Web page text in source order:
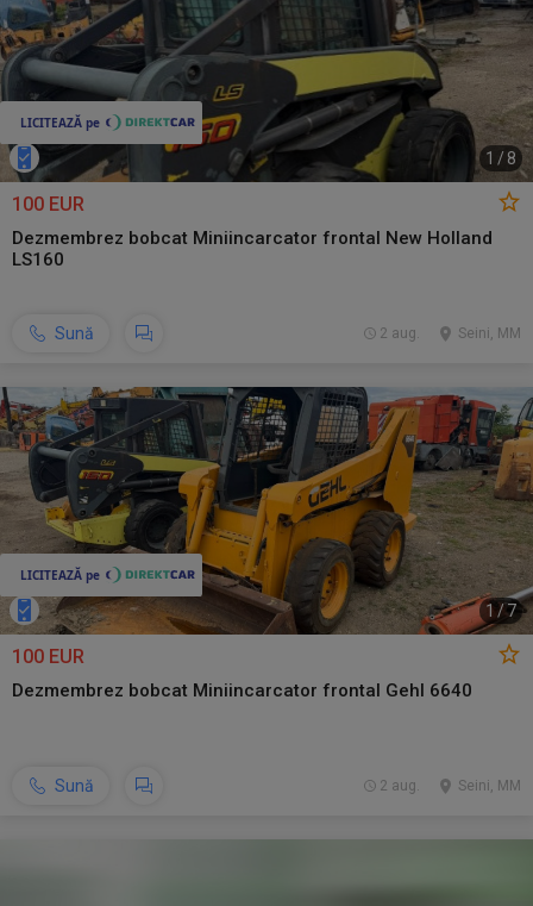
1 / 8
100 EUR
Dezmembrez bobcat Miniincarcator frontal New Holland
LS160
Sună Seini, MM
2 aug.
1/7
100 EUR
Dezmembrez bobcat Miniincarcator frontal Gehl 6640
Sună Seini, MM
2 aug.